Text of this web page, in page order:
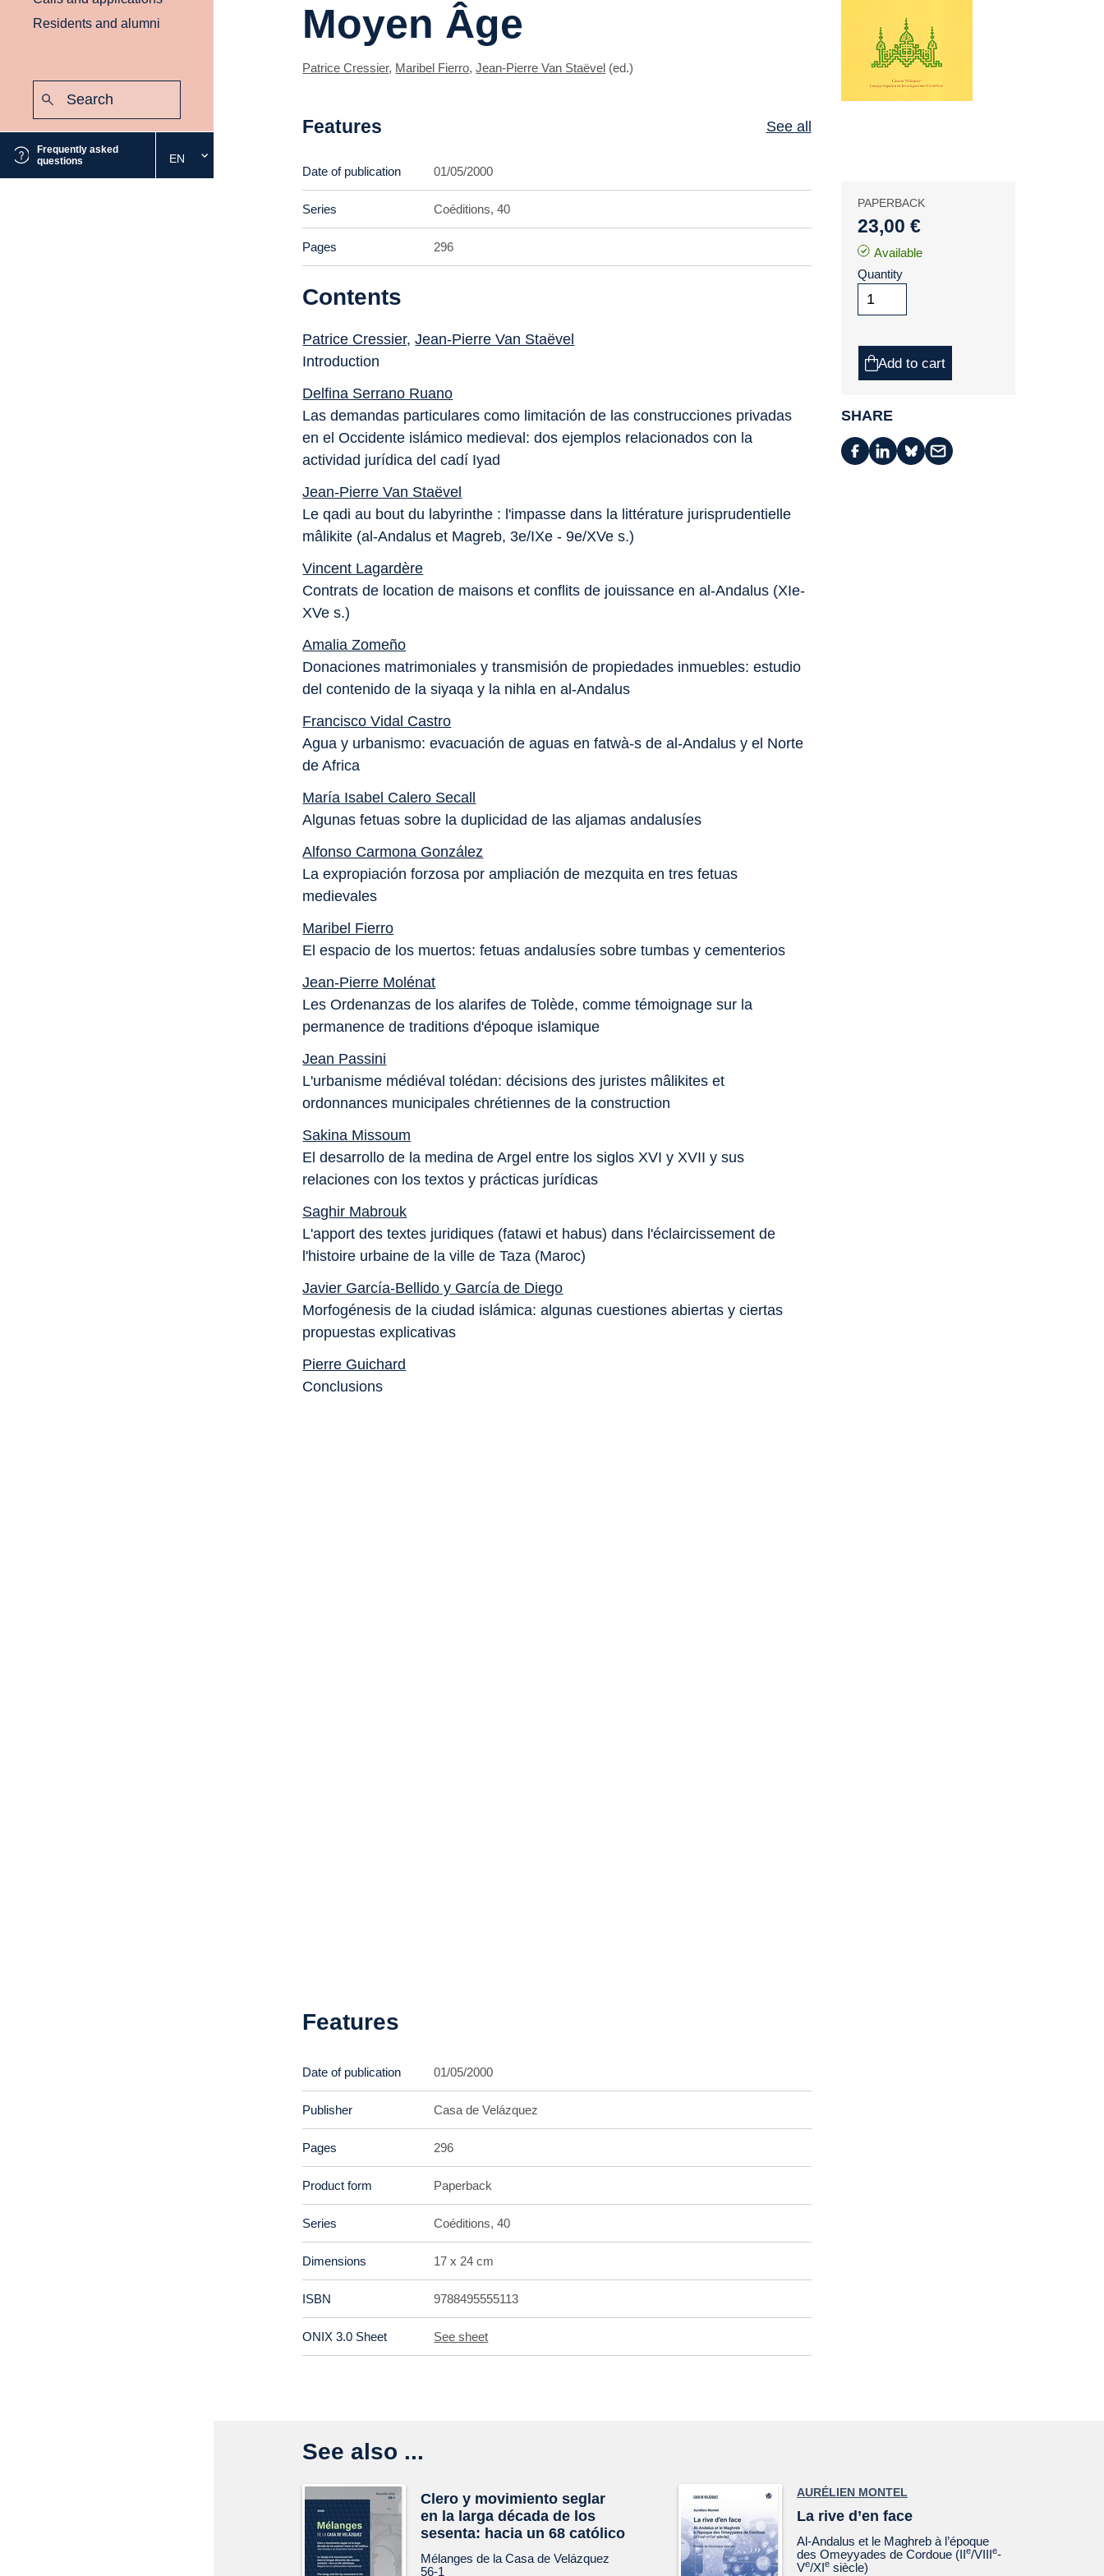
Residents and alumni
Frequently asked
questions
Select
the
EN
Moyen Âge
Patrice Cressier, Maribel Fierro,Jean-Pierre Van Staëvel (ed.)
Features See all
Date of publication 01/05/2000
Series Coéditions, 40
Pages 296
Contents
Patrice Cressier,Jean-Pierre Van Staëvel
Introduction
Delfina Serrano Ruano
Las demandas particulares como limitación de las construcciones privadas
en el Occidente islámico medieval: dos ejemplos relacionados con la
actividad jurídica del cadí Iyad
Jean-Pierre Van Staëvel
Le qadi au bout du labyrinthe : l'impasse dans la littérature jurisprudentielle
mâlikite (al-Andalus et Magreb, 3e/IXe - 9e/XVe s.)
Vincent Lagardère
Contrats de location de maisons et conflits de jouissance en al-Andalus (XIe-
XVe s.)
Amalia Zomeño
Donaciones matrimoniales y transmisión de propiedades inmuebles: estudio
del contenido de la siyaqa y la nihla en al-Andalus
Francisco Vidal Castro
Agua y urbanismo: evacuación de aguas en fatwà-s de al-Andalus y el Norte
de Africa
María Isabel Calero Secall
Algunas fetuas sobre la duplicidad de las aljamas andalusíes
Alfonso Carmona González
La expropiación forzosa por ampliación de mezquita en tres fetuas
medievales
Maribel Fierro
El espacio de los muertos: fetuas andalusíes sobre tumbas y cementerios
Jean-Pierre Molénat
Les Ordenanzas de los alarifes de Tolède, comme témoignage sur la
permanence de traditions d'époque islamique
Jean Passini
L'urbanisme médiéval tolédan: décisions des juristes mâlikites et
ordonnances municipales chrétiennes de la construction
Sakina Missoum
El desarrollo de la medina de Argel entre los siglos XVI y XVII y sus
relaciones con los textos y prácticas jurídicas
Saghir Mabrouk
L'apport des textes juridiques (fatawi et habus) dans l'éclaircissement de
l'histoire urbaine de la ville de Taza (Maroc)
Javier García-Bellido y García de Diego
Morfogénesis de la ciudad islámica: algunas cuestiones abiertas y ciertas
propuestas explicativas
Pierre Guichard
Conclusions
Features
Date of publication 01/05/2000
Publisher Casa de Velázquez
Pages 296
Product form Paperback
Series Coéditions, 40
Dimensions 17 x 24 cm
ISBN 9788495555113
ONIX 3.0 Sheet See sheet
PAPERBACK
23,00 €
Available
Quantity
Add to cart
SHARE
See also ...
Clero y movimiento seglar
en la larga década de los
sesenta: hacia un 68 católico
Mélanges de la Casa de Velázquez
56-1
AURÉLIEN MONTEL
La rive d’en face
Al-Andalus et le Maghreb à l’époque
des Omeyyades de Cordoue (IIe/VIIIe-
Ve/XIe siècle)